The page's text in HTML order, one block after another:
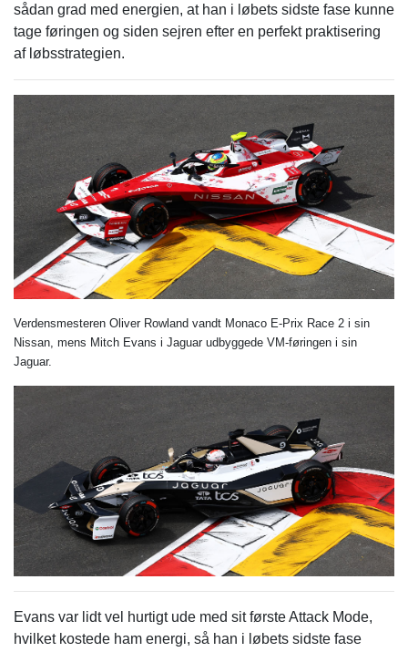
sådan grad med energien, at han i løbets sidste fase kunne
tage føringen og siden sejren efter en perfekt praktisering
af løbsstrategien.
Verdensmesteren Oliver Rowland vandt Monaco E-Prix Race 2 i sin
Nissan, mens Mitch Evans i Jaguar udbyggede VM-føringen i sin
Jaguar.
Evans var lidt vel hurtigt ude med sit første Attack Mode,
hvilket kostede ham energi, så han i løbets sidste fase